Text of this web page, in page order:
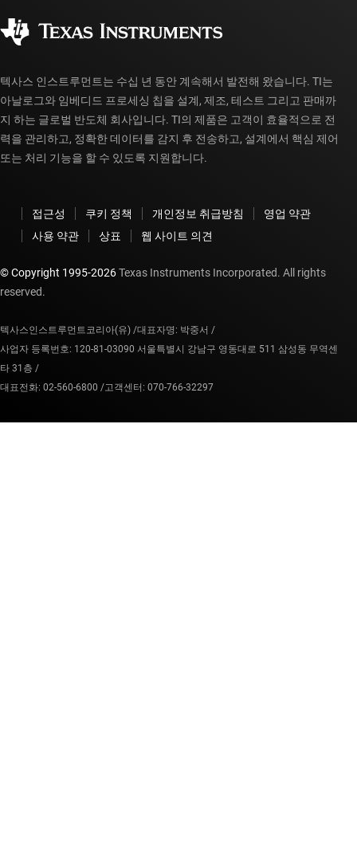
myTI 계정 FAQ
텍사스 인스트루먼트는 수십 년 동안 계속해서 발전해 왔습니다. TI는
아날로그와 임베디드 프로세싱 칩을 설계, 제조, 테스트 그리고 판매까
지 하는 글로벌 반도체 회사입니다. TI의 제품은 고객이 효율적으로 전
력을 관리하고, 정확한 데이터를 감지 후 전송하고, 설계에서 핵심 제어
또는 처리 기능을 할 수 있도록 지원합니다.
접근성 쿠키 정책 개인정보 취급방침
영업 약관
사용 약관
상표 웹 사이트 의견
© Copyright 1995-2026Texas Instruments Incorporated. All rights
reserved.
텍사스인스트루먼트코리아(유) /대표자명: 박중서 /
사업자 등록번호: 120-81-03090 서울특별시 강남구 영동대로 511 삼성동 무역센
타 31층 /
대표전화: 02-560-6800 /고객센터: 070-766-32297